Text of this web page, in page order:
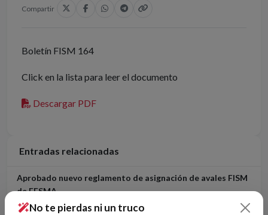
Compartir
Boletín FISM 164
Click en la lista para leer el documento
Descargar PDF
Entradas relacionadas
Aprobado nuevo reglamento de asignación de avales FISM
de FESMA
27/05/2026
No te pierdas ni un truco